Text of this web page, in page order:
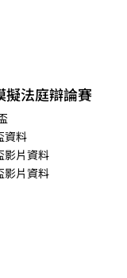
擬法庭辯論賽
資料
影片資料
影片資料